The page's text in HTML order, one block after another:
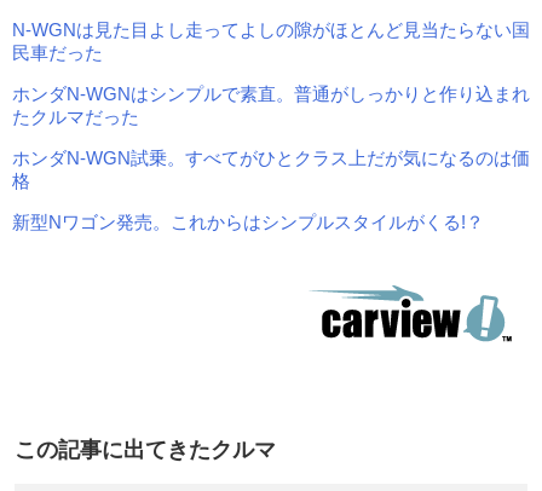
N-WGNは見た目よし走ってよしの隙がほとんど見当たらない国
民車だった
ホンダN-WGNはシンプルで素直。普通がしっかりと作り込まれ
たクルマだった
ホンダN-WGN試乗。すべてがひとクラス上だが気になるのは価
格
新型Nワゴン発売。これからはシンプルスタイルがくる!？
この記事に出てきたクルマ